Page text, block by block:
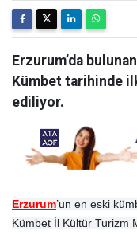
Erzurum’da
Kümbet tarihinde
ediliyor.
Erzurum’un en eski
Kümbet İl Kültür Turizm